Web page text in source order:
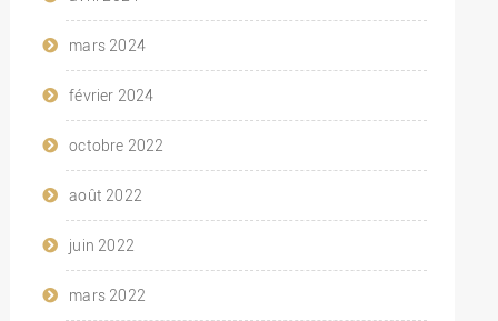
mars 2024
février 2024
octobre 2022
août 2022
juin 2022
mars 2022